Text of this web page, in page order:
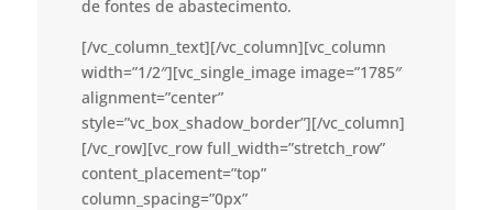
de fontes de abastecimento.
[/vc_column_text][/vc_column][vc_column
width=”1/2″][vc_single_image image=”1785″
alignment=”center”
style=”vc_box_shadow_border”][/vc_column]
[/vc_row][vc_row full_width=”stretch_row”
content_placement=”top”
column_spacing=”0px”